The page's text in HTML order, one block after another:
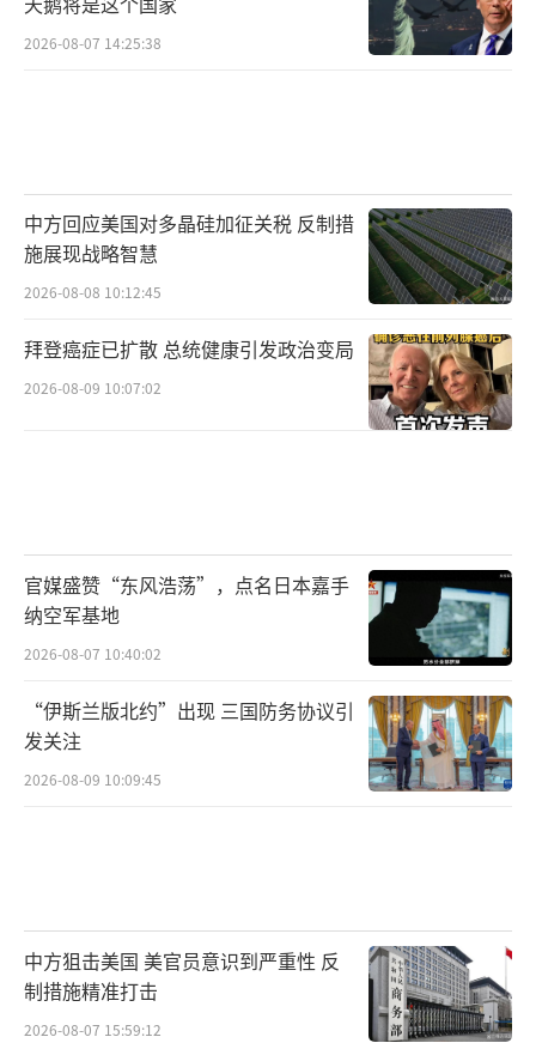
的风波中，舆论一度担忧对外信号超前于同盟
默契，从而增加危机管理成本。评论指出，高
间。
更宏观的变量在于执政版图本身。关于高
市如何重组执政联盟及其内外路线的持续性，
国际媒体已有系统梳理。作为日本首位女性首
相，她以强硬安全观起步，却在就任数周内面
对语言的代价。在多边舞台上，她是否会用更
此次措辞调整更像是对“政策传达风
险”的快速修复，而非战略目标的根本变化。
将“是否构成存立危机事态”从“举例式”拉
与情报评估问题，从而降低外交摩擦的可燃
性。野田的进攻有效地串联起个人判断—国家
风险—经济外溢，制造了对政府沟通能力的怀
真正需要紧盯的是三项硬指标：其一，政
府是否在安保法制适用指引中发布更清晰
2026-08-07 14:25:38
中方回应美国对多晶硅加征关税 反制措
施展现战略智慧
2026-08-08 10:12:45
拜登癌症已扩散 总统健康引发政治变局
2026-08-09 10:07:02
官媒盛赞“东风浩荡”，点名日本嘉手
纳空军基地
2026-08-07 10:40:02
“伊斯兰版北约”出现 三国防务协议引
发关注
2026-08-09 10:09:45
中方狙击美国 美官员意识到严重性 反
制措施精准打击
2026-08-07 15:59:12